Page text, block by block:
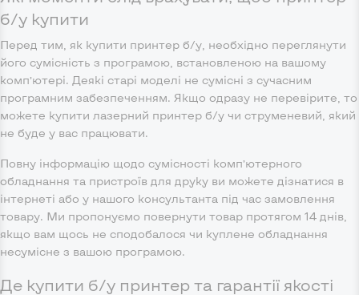
б/у купити
Перед тим, як купити принтер б/у, необхідно переглянути
його сумісність з програмою, встановленою на вашому
комп’ютері. Деякі старі моделі не сумісні з сучасним
програмним забезпеченням. Якщо одразу не перевірите, то
можете купити лазерний принтер б/у чи струменевий, який
не буде у вас працювати.
Повну інформацію щодо сумісності комп’ютерного
обладнання та пристроїв для друку ви можете дізнатися в
інтернеті або у нашого консультанта під час замовлення
товару. Ми пропонуємо повернути товар протягом 14 днів,
якщо вам щось не сподобалося чи куплене обладнання
несумісне з вашою програмою.
Де купити б/у принтер та гарантії якості